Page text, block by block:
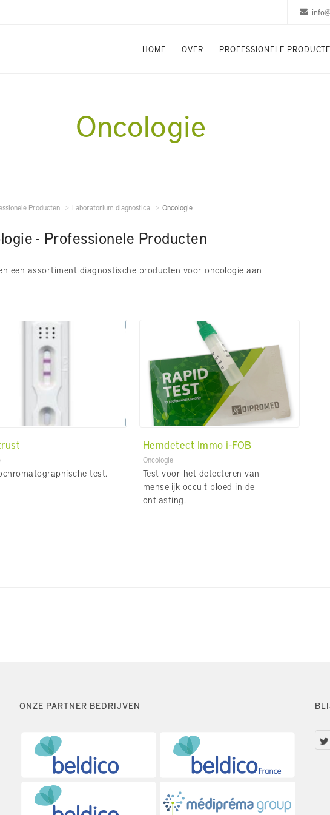
HOME OVER PROFESSIONELE
Oncologie
Producten Laboratorium diagnostica Oncologie
- Professionele Producten
een assortiment diagnostische producten voor oncologie aan
test.
Hemdetect Immo i-FOB
Oncologie
Test voor het detecteren van
menselijk occult bloed in de
ontlasting.
ONZE PARTNER BEDRIJVEN